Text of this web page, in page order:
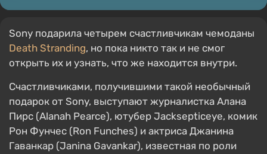
Sony подарила четырем счастливчикам чемоданы
Death Stranding, но пока никто так и не смог
открыть их и узнать, что же находится внутри.
Счастливчиками, получившими такой необычный
подарок от Sony, выступают журналистка Алана
Пирс (Alanah Pearce), ютубер Jacksepticeye, комик
Рон Фунчес (Ron Funches) и актриса Джанина
Гаванкар (Janina Gavankar), известная по роли